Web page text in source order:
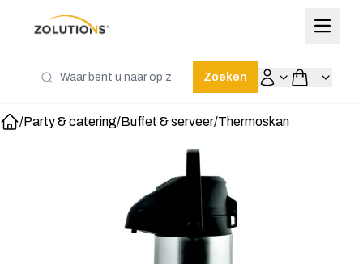
Zoeken
/Party & catering/Buffet & serveer/Thermoskan